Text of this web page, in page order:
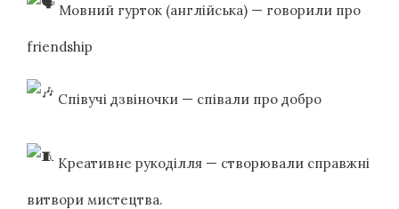
Мовний гурток (англійська) — говорили про
friendship
Співучі дзвіночки — співали про добро
Креативне рукоділля — створювали справжні
витвори мистецтва.